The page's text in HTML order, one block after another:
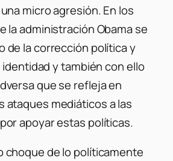
micro agresión. En los
la administración Obama se
de la corrección política y
y también con ello
que se refleja en
ataques mediáticos a las
apoyar estas políticas.
choque de lo políticamente